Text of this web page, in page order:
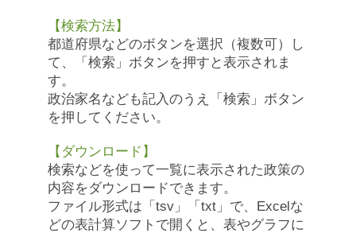
【検索方法】
都道府県などのボタンを選択（複数可）し
て、「検索」ボタンを押すと表示されま
す。
政治家名なども記入のうえ「検索」ボタン
を押してください。
【ダウンロード】
検索などを使って一覧に表示された政策の
内容をダウンロードできます。
ファイル形式は「tsv」「txt」で、Excelな
どの表計算ソフトで開くと、表やグラフに